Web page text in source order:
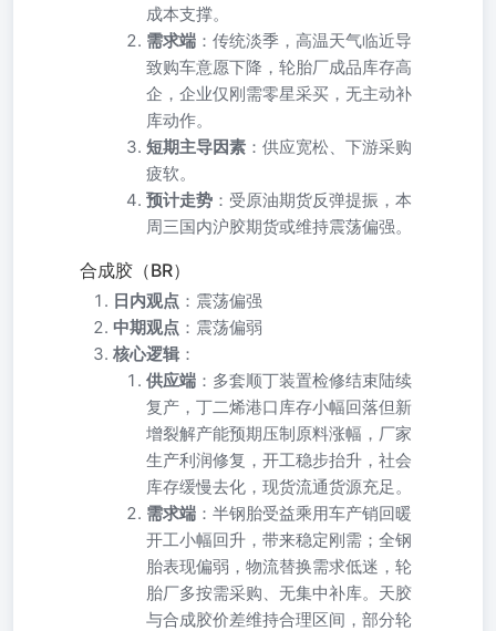
成本支撑。
需求端 ：传统淡季，高温天气临近导
致购车意愿下降，轮胎厂成品库存高
企，企业仅刚需零星采买，无主动补
库动作。
短期主导因素 ：供应宽松、下游采购
疲软。
预计走势 ：受原油期货反弹提振，本
周三国内沪胶期货或维持震荡偏强。
合成胶（BR）
日内观点 ：震荡偏强
中期观点 ：震荡偏弱
核心逻辑 ：
供应端 ：多套顺丁装置检修结束陆续
复产，丁二烯港口库存小幅回落但新
增裂解产能预期压制原料涨幅，厂家
生产利润修复，开工稳步抬升，社会
库存缓慢去化，现货流通货源充足。
需求端 ：半钢胎受益乘用车产销回暖
开工小幅回升，带来稳定刚需；全钢
胎表现偏弱，物流替换需求低迷，轮
胎厂多按需采购、无集中补库。天胶
与合成胶价差维持合理区间，部分轮